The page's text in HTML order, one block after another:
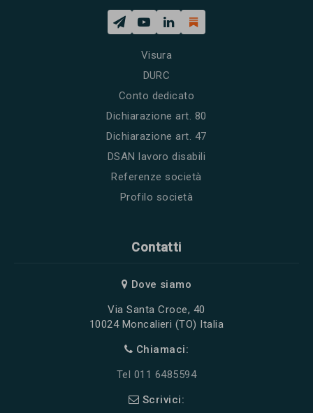
Visura
DURC
Conto dedicato
Dichiarazione art. 80
Dichiarazione art. 47
DSAN lavoro disabili
Referenze società
Profilo società
Contatti
Dove siamo
Via Santa Croce, 40
10024 Moncalieri (TO) Italia
Chiamaci:
Tel 011 6485594
Scrivici: